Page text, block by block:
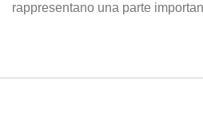
rappresentano una parte